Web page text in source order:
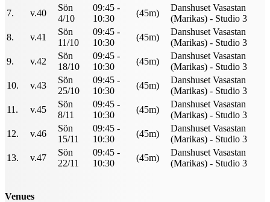
7.
v.40
Sön
4/10
09:45 -
10:30
(45m)
Danshuset Vasastan
(Marikas) - Studio 3
8.
v.41
Sön
11/10
09:45 -
10:30
(45m)
Danshuset Vasastan
(Marikas) - Studio 3
9.
v.42
Sön
18/10
09:45 -
10:30
(45m)
Danshuset Vasastan
(Marikas) - Studio 3
10.
v.43
Sön
25/10
09:45 -
10:30
(45m)
Danshuset Vasastan
(Marikas) - Studio 3
11.
v.45
Sön
8/11
09:45 -
10:30
(45m)
Danshuset Vasastan
(Marikas) - Studio 3
12.
v.46
Sön
15/11
09:45 -
10:30
(45m)
Danshuset Vasastan
(Marikas) - Studio 3
13.
v.47
Sön
22/11
09:45 -
10:30
(45m)
Danshuset Vasastan
(Marikas) - Studio 3
Venues